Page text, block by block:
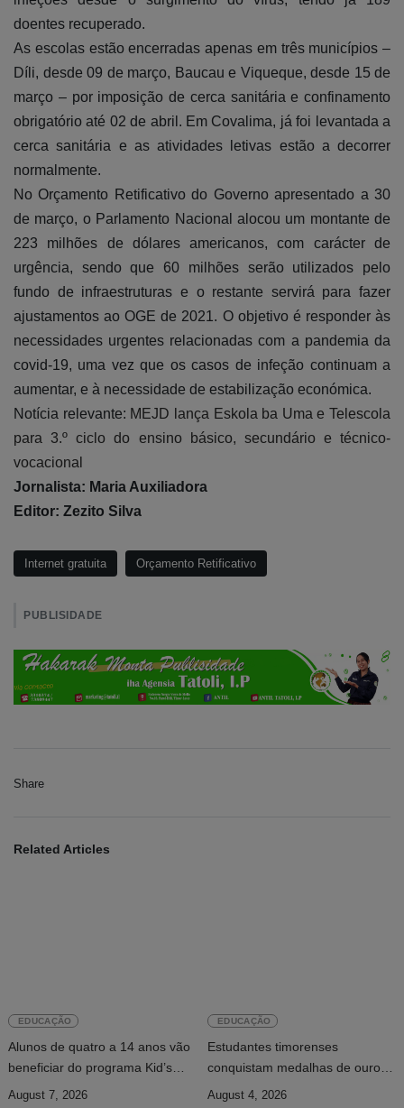
doentes recuperado.
As escolas estão encerradas apenas em três municípios –
Díli, desde 09 de março, Baucau e Viqueque, desde 15 de
março – por imposição de cerca sanitária e confinamento
obrigatório até 02 de abril. Em Covalima, já foi levantada a
cerca sanitária e as atividades letivas estão a decorrer
normalmente.
No Orçamento Retificativo do Governo apresentado a 30
de março, o Parlamento Nacional alocou um montante de
223 milhões de dólares americanos, com carácter de
urgência, sendo que 60 milhões serão utilizados pelo
fundo de infraestruturas e o restante servirá para fazer
ajustamentos ao OGE de 2021. O objetivo é responder às
necessidades urgentes relacionadas com a pandemia da
covid-19, uma vez que os casos de infeção continuam a
aumentar, e à necessidade de estabilização económica.
Notícia relevante: MEJD lança Eskola ba Uma e Telescola
para 3.º ciclo do ensino básico, secundário e técnico-
vocacional
Jornalista: Maria Auxiliadora
Editor: Zezito Silva
Internet gratuita Orçamento Retificativo
PUBLISIDADE
Share
Related Articles
EDUCAÇÃO
Alunos de quatro a 14 anos vão
beneficiar do programa Kid’s
Athletics
August 7, 2026
EDUCAÇÃO
Estudantes timorenses
conquistam medalhas de ouro e
prata na Conferência da ASEAN
August 4, 2026